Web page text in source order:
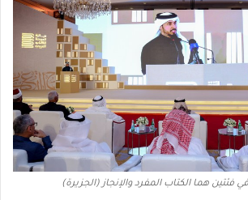
فئتين هما الكتاب المفرد والإنجاز (الجزيرة)